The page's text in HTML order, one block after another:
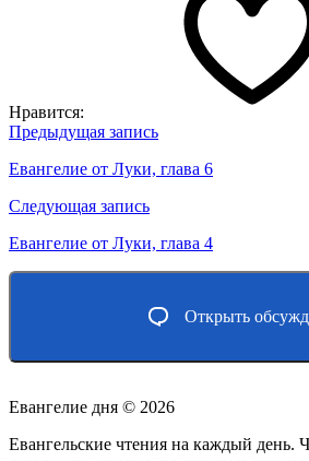
Нравится:
Навигация
по
записям
Предыдущая запись
Евангелие от Луки, глава 6
Следующая запись
Евангелие от Луки, глава 4
Открыть
Евангелие дня © 2026
Евангельские чтения на каждый день.